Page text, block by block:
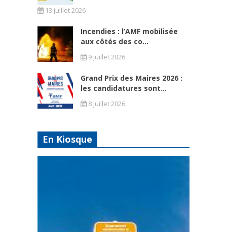
13 juillet 2026
Incendies : l’AMF mobilisée
aux côtés des co...
9 juillet 2026
Grand Prix des Maires 2026 :
les candidatures sont...
8 juillet 2026
En Kiosque